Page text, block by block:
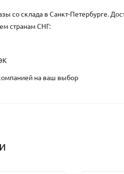
со склада в Санкт-Петербурге.
странам СНГ:
на ваш выбор